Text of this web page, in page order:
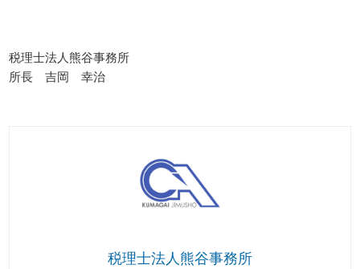
税理士法人熊谷事務所
所長 吉岡 幸治
税理士法人熊谷事務所